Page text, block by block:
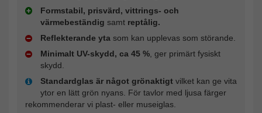
Formstabil, prisvärd, vittrings- och
värmebeständig samt reptålig.
Reflekterande yta som kan upplevas som störande.
Minimalt UV-skydd, ca 45 % , ger primärt fysiskt
skydd.
Standardglas är något grönaktigt vilket kan ge vita
ytor en lätt grön nyans. För tavlor med ljusa färger
rekommenderar vi plast- eller museiglas.